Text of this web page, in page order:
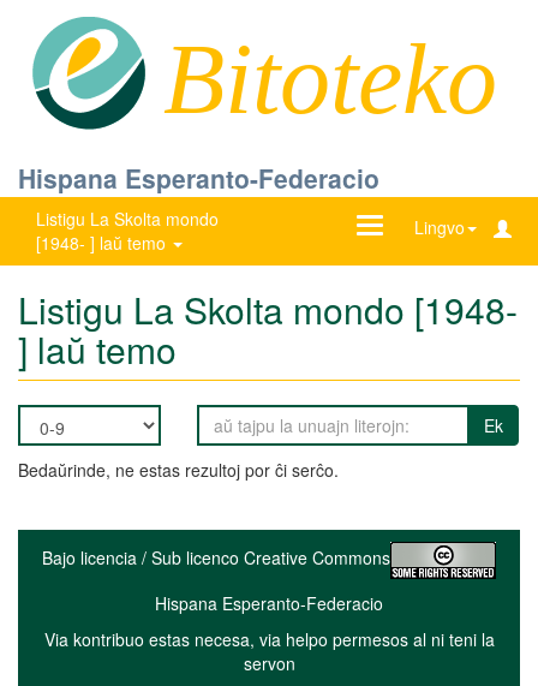
Bitoteko
Hispana Esperanto-Federacio
Listigu La Skolta mondo
[1948- ] laŭ temo
Lingvo
Ŝanĝu
Listigu La Skolta mondo [1948-
] laŭ temo
Ek
Bedaŭrinde, ne estas rezultoj por ĉi serĉo.
Bajo licencia / Sub licenco Creative Commons
Hispana Esperanto-Federacio
Via kontribuo estas necesa, via helpo permesos al ni teni la
servon